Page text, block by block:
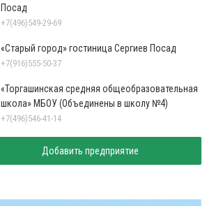
Посад
+7(496)549-29-69
«Старый город» гостиница Сергиев Посад
+7(916)555-50-37
«Торгашинская средняя общеобразовательная
школа» МБОУ (Объединены в школу №4)
+7(496)546-41-14
Добавить предприятие